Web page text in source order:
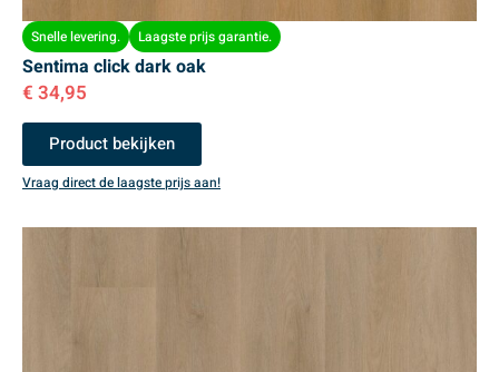
Snelle levering. Laagste prijs garantie.
Sentima click dark oak
€ 34,95
Product bekijken
Vraag direct de laagste prijs aan!